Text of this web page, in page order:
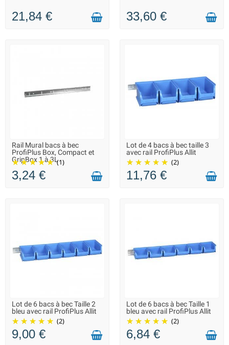
21,84 € 33,60 €
LIVRAISON 2 À 3 JOURS
Rail Mural bacs à bec
ProfiPlus Box, Compact et
GripBox 1 à 3L(1)
3,24 €
LIVRAISON 2 À 3 JOURS
Lot de 4 bacs à bec taille 3
avec rail ProfiPlus Allit
(2)
11,76 €
LIVRAISON 2 À 3 JOURS
Lot de 6 bacs à bec Taille 2
bleu avec rail ProfiPlus Allit
(2)
9,00 €
LIVRAISON 2 À 3 JOURS
Lot de 6 bacs à bec Taille 1
bleu avec rail ProfiPlus Allit
(2)
6,84 €